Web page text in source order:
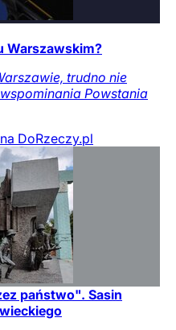
Warszawskim?
trudno nie
Powstania
DoRzeczy.pl
państwo". Sasin